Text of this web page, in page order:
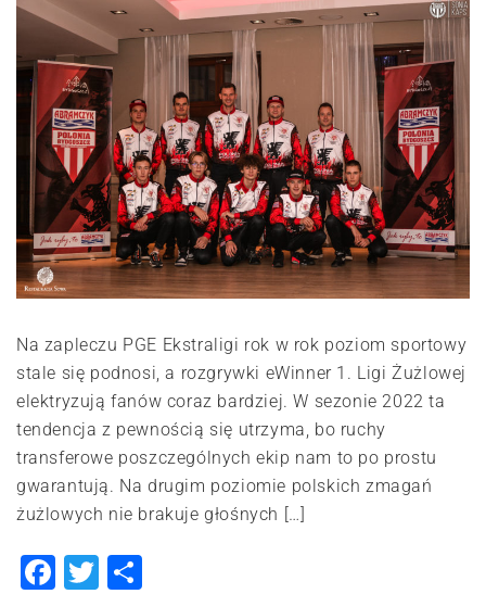
Na zapleczu PGE Ekstraligi rok w rok poziom sportowy
stale się podnosi, a rozgrywki eWinner 1. Ligi Żużlowej
elektryzują fanów coraz bardziej. W sezonie 2022 ta
tendencja z pewnością się utrzyma, bo ruchy
transferowe poszczególnych ekip nam to po prostu
gwarantują. Na drugim poziomie polskich zmagań
żużlowych nie brakuje głośnych […]
Facebook
Twitter